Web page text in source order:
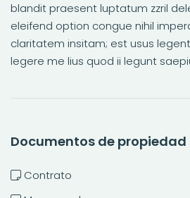
blandit praesent luptatum zzril
eleifend option congue nihil
claritatem insitam; est usus
legere me lius quod ii legunt
Documentos de propiedad
Contrato